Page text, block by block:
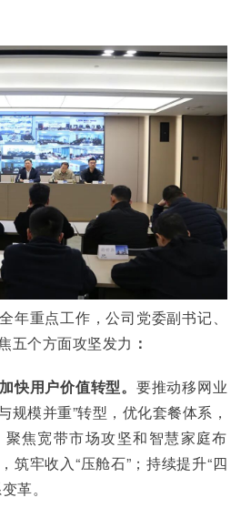
年重点工作，公司党委副书记、
五个方面攻坚发力 ：
快用户价值转型。 要推动移网业
规模并重”转型，优化套餐体系，
焦宽带市场攻坚和智慧家庭布
筑牢收入“压舱石”；持续提升“四
革。